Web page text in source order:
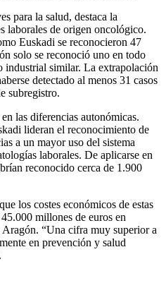
para la salud, destaca la
laborales de origen oncológico.
Euskadi se reconocieron 47
solo se reconoció uno en todo
industrial similar. La extrapolación
detectado al menos 31 casos
subregistro.
las diferencias autonómicas.
lideran el reconocimiento de
a un mayor uso del sistema
laborales. De aplicarse en
reconocido cerca de 1.900
los costes económicos de estas
millones de euros en
“Una cifra muy superior a
en prevención y salud